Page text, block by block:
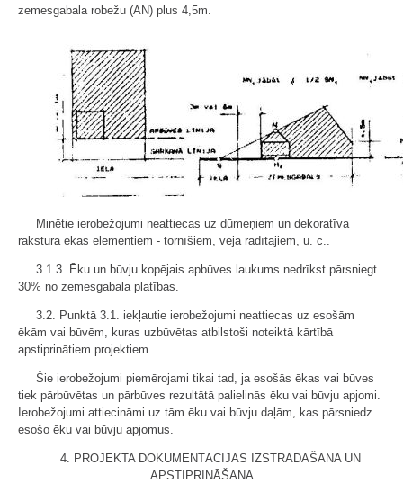
zemesgabala robežu (AN) plus 4,5m.
Minētie ierobežojumi neattiecas uz dūmeņiem un dekoratīva
rakstura ēkas elementiem - tornīšiem, vēja rādītājiem, u. c..
3.1.3. Ēku un būvju kopējais apbūves laukums nedrīkst pārsniegt
30% no zemesgabala platības.
3.2. Punktā 3.1. iekļautie ierobežojumi neattiecas uz esošām
ēkām vai būvēm, kuras uzbūvētas atbilstoši noteiktā kārtībā
apstiprinātiem projektiem.
Šie ierobežojumi piemērojami tikai tad, ja esošās ēkas vai būves
tiek pārbūvētas un pārbūves rezultātā palielinās ēku vai būvju apjomi.
Ierobežojumi attiecināmi uz tām ēku vai būvju daļām, kas pārsniedz
esošo ēku vai būvju apjomus.
4. PROJEKTA DOKUMENTĀCIJAS IZSTRĀDĀŠANA UN
APSTIPRINĀŠANA